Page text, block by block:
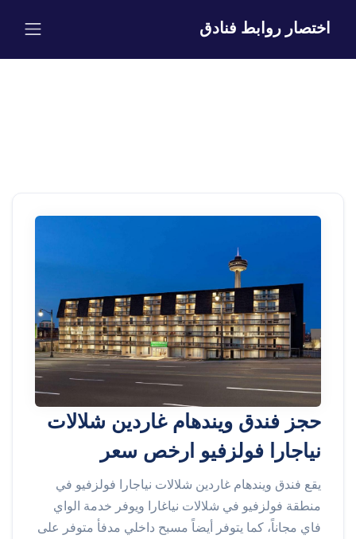
اختصار روابط فنادق
حجز فندق ويندهام غاردين شلالات
نياجارا فولزفيو ارخص سعر
يقع فندق ويندهام غاردين شلالات نياجارا فولزفيو في
منطقة فولزفيو في شلالات نياغارا ويوفر خدمة الواي
فاي مجاناً، كما يتوفر أيضاً مسبح داخلي مدفأ متوفر على